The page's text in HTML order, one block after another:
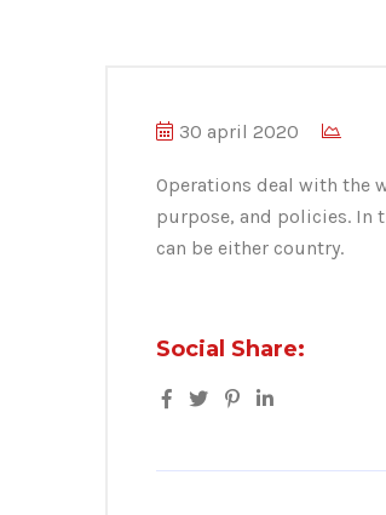
30 april 2020
Operations deal with the
purpose, and policies. In
can be either country.
Social Share: